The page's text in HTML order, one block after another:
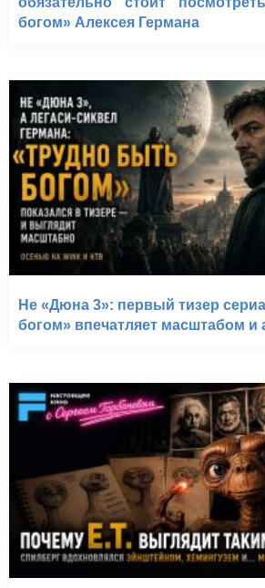
богом» Алексея Германа
Не «Дюна 3»: первый тизер
богом» впечатляет масштабом и